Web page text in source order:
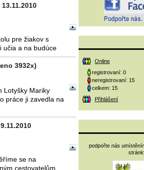
pre žiakov s
učia a na budúce
3932x)
Lotyšky Mariky
práce ji zavedla na
se na
cestovatelům,
Online
registrovaní: 0
neregistrovaní: 15
celkem: 15
Přihlášení
podpořte nás